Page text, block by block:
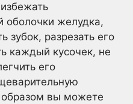
оболочки желудка,
зубок, разрезать его
каждый кусочек, не
его
вы можете